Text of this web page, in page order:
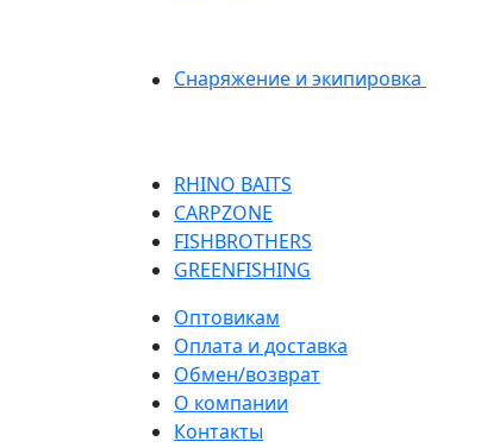
Снаряжение и экипировка
RHINO BAITS
CARPZONE
FISHBROTHERS
GREENFISHING
Оптовикам
Оплата и доставка
Обмен/возврат
О компании
Контакты